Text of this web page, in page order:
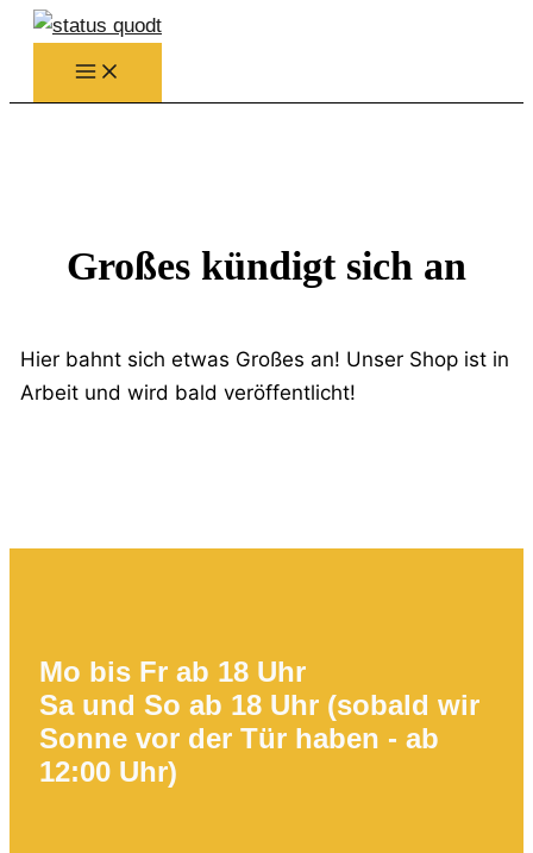
Zum
Inhalt
springen
Großes kündigt sich an
Hier bahnt sich etwas Großes an! Unser Shop ist in
Arbeit und wird bald veröffentlicht!
Mo bis Fr ab 18 Uhr
Sa und So ab 18 Uhr (sobald wir
Sonne vor der Tür haben - ab
12:00 Uhr)